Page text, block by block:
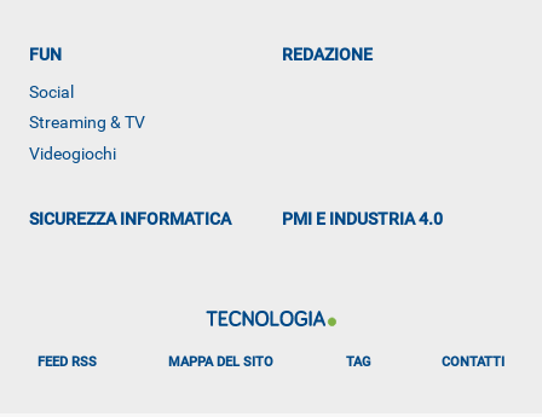
ALTRO
FUN
Social
Streaming & TV
Videogiochi
REDAZIONE
SICUREZZA INFORMATICA PMI E INDUSTRIA 4.0
FEED RSS MAPPA DEL SITO TAG CONTATTI